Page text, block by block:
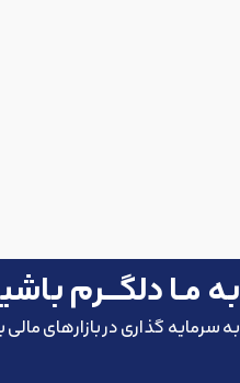
به مـا دلگـــرم
به سرمایه گذاری در بازارهای